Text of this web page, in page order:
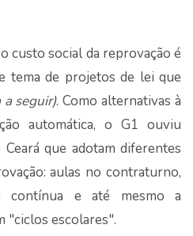
custo social da reprovação é
tema de projetos de lei que
a seguir). Como alternativas à
automática, o G1 ouviu
que adotam diferentes
aulas no contraturno,
contínua e até mesmo a
"ciclos escolares".